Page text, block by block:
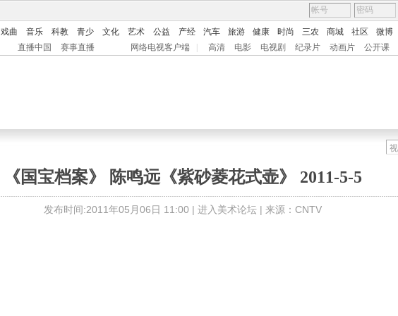
戏曲 音乐 科教 青少 文化 艺术 公益 产经 汽车 旅游 健康 时尚 三农 商城 社区 微博
直播中国 赛事直播 网络电视客户端 高清 电影 电视剧 纪录片 动画片 公开课
《国宝档案》 陈鸣远《紫砂菱花式壶》 2011-5-5
发布时间:2011年05月06日 11:00 | 进入美术论坛 | 来源：CNTV